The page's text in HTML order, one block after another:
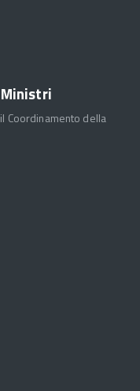
Coordinamento della